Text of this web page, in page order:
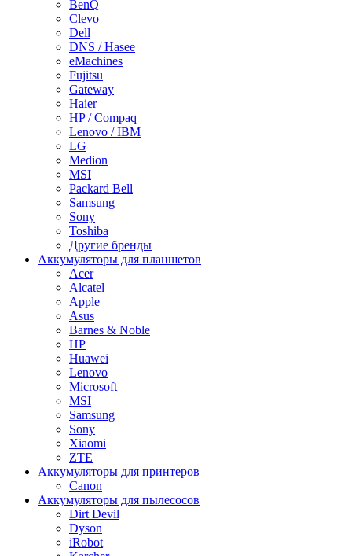
BenQ
Clevo
Dell
DNS / Hasee
eMachines
Fujitsu
Gateway
Haier
HP / Compaq
Lenovo / IBM
LG
Medion
MSI
Packard Bell
Samsung
Sony
Toshiba
Другие бренды
Аккумуляторы для планшетов
Acer
Alcatel
Apple
Asus
Barnes & Noble
HP
Huawei
Lenovo
Microsoft
MSI
Samsung
Sony
Xiaomi
ZTE
Аккумуляторы для принтеров
Canon
Аккумуляторы для пылесосов
Dirt Devil
Dyson
iRobot